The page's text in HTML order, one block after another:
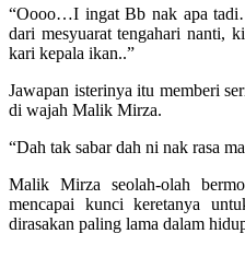
“Oooo…I ingat Bb nak apa
dari mesyuarat tengahari nanti,
kari kepala ikan..”
Jawapan isterinya itu memberi
di wajah Malik Mirza.
“Dah tak sabar dah ni nak rasa
Malik Mirza seolah-olah
mencapai kunci keretanya
dirasakan paling lama dalam